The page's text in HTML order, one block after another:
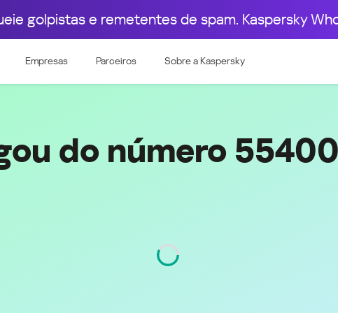
golpistas e remetentes de spam. Kaspersky
Empresas Parceiros Sobre a Kaspersky
Ocidental
& Luxembourg
Leste Europeu
Česká republika
Magyarország
Srbija
Türkiye
Қазақстан - Қазақша (Kazakhstan -
do número
Código4003